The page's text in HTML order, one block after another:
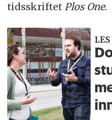
tidsskriftet Plos One.